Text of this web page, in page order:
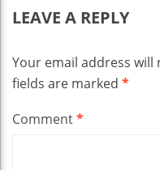
LEAVE A REPLY
Your email address will
fields are marked *
Comment*